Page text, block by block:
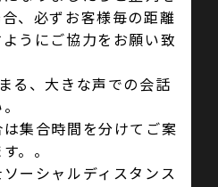
、必ずお客様毎の距離
うにご協力をお願い致
る、大きな声での会話
集合時間を分けてご案
。。
ーシャルディスタンス